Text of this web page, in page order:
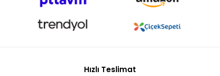
Hızlı Teslimat